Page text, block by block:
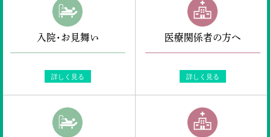
入院・お見舞い
詳しく見る
医療関係者の方へ
詳しく見る